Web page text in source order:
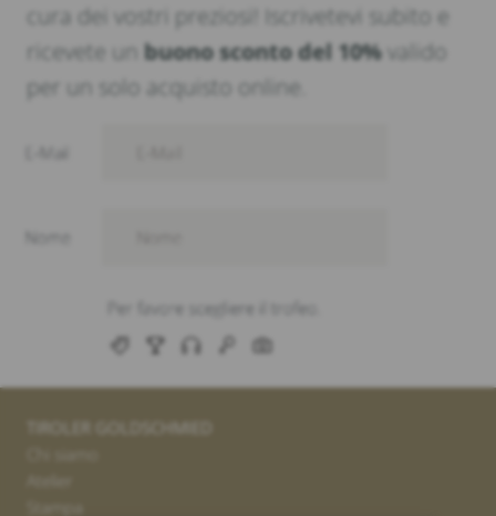
cura dei vostri preziosi! Iscrivetevi subito e
ricevete un buono sconto del 10%valido
per un solo acquisto online.
TIROLER GOLDSCHMIED